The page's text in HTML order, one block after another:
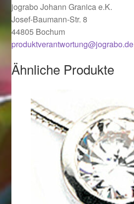
Valentinstag 2016
Valentinstag Geschenke
Vertrag widerrufen
Weihnachtsangebote 2015
Weihnachtsangebote 2016
Weihnachtsangebote 2017
Weihnachtsangebote 2018
jograbo Johann Granica e.K.
Josef-Baumann-Str. 8
44805 Bochum
produktverantwortung@jograbo.de
Ähnliche Produkte